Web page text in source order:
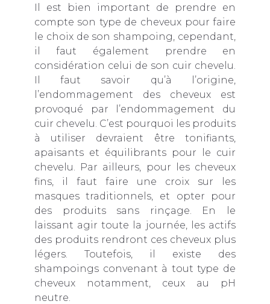
Il est bien important de prendre en
compte son type de cheveux pour faire
le choix de son shampoing, cependant,
il faut également prendre en
considération celui de son cuir chevelu.
Il faut savoir qu’à l’origine,
l’endommagement des cheveux est
provoqué par l’endommagement du
cuir chevelu. C’est pourquoi les produits
à utiliser devraient être tonifiants,
apaisants et équilibrants pour le cuir
chevelu. Par ailleurs, pour les cheveux
fins, il faut faire une croix sur les
masques traditionnels, et opter pour
des produits sans rinçage. En le
laissant agir toute la journée, les actifs
des produits rendront ces cheveux plus
légers. Toutefois, il existe des
shampoings convenant à tout type de
cheveux notamment, ceux au pH
neutre.